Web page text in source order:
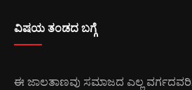
ವಿಷಯ ತಂಡದ ಬಗ್ಗೆ
ಈ ಜಾಲತಾಣವು ಸಮಾಜದ ಎಲ್ಲ